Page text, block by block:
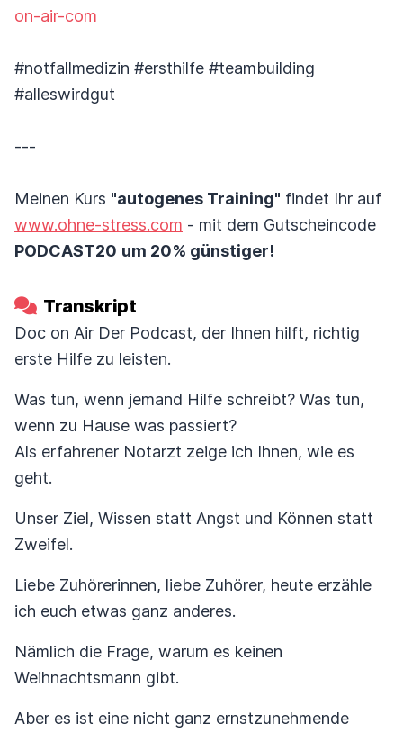
on-air-com
#notfallmedizin #ersthilfe #teambuilding
#alleswirdgut
---
Meinen Kurs "autogenes Training" findet Ihr auf
www.ohne-stress.com - mit dem Gutscheincode
PODCAST20 um 20% günstiger!
Transkript
Doc on Air Der Podcast, der Ihnen hilft, richtig
erste Hilfe zu leisten.
Was tun, wenn jemand Hilfe schreibt? Was tun,
wenn zu Hause was passiert?
Als erfahrener Notarzt zeige ich Ihnen, wie es
geht.
Unser Ziel, Wissen statt Angst und Können statt
Zweifel.
Liebe Zuhörerinnen, liebe Zuhörer, heute erzähle
ich euch etwas ganz anderes.
Nämlich die Frage, warum es keinen
Weihnachtsmann gibt.
Aber es ist eine nicht ganz ernstzunehmende